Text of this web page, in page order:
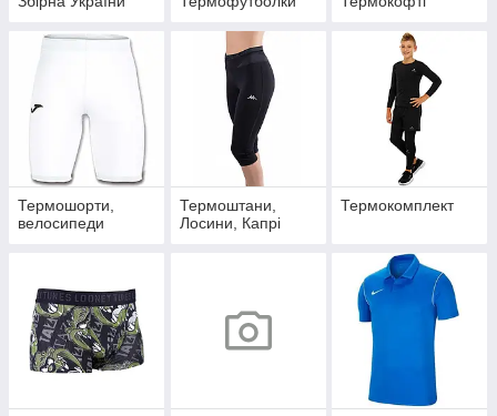
Термошорти,
велосипеди
Термоштани,
Лосини, Капрі
Термокомплект